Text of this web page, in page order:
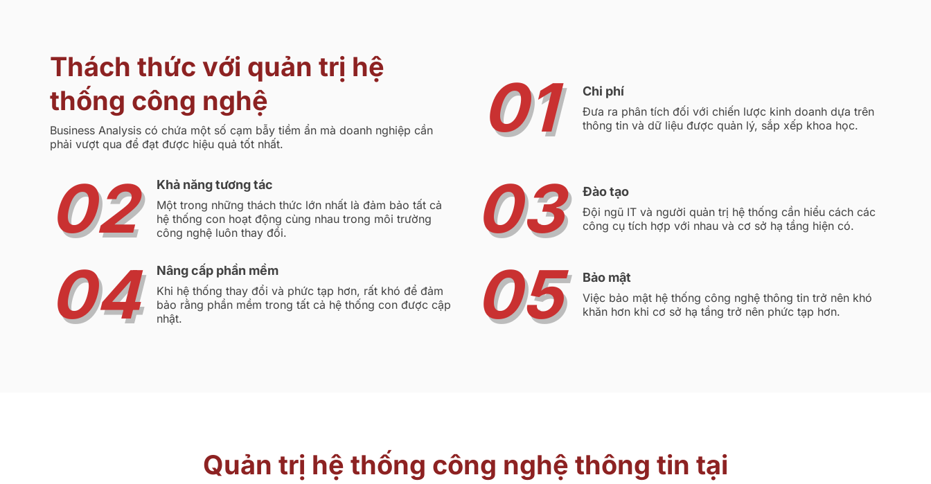
Thách thức với quản trị hệ
thống công nghệ
Business Analysis có chứa một số cạm bẫy tiềm ẩn mà doanh nghiệp cần
phải vượt qua để đạt được hiệu quả tốt nhất.
01 Chi phí
Đưa ra phân tích đối với chiến lược kinh doanh dựa trên
thông tin và dữ liệu được quản lý, sắp xếp khoa học.
02 Khả năng tương tác
Một trong những thách thức lớn nhất là đảm bảo tất cả
hệ thống con hoạt động cùng nhau trong môi trường
công nghệ luôn thay đổi.
03 Đào tạo
Đội ngũ IT và người quản trị hệ thống cần hiểu cách các
công cụ tích hợp với nhau và cơ sở hạ tầng hiện có.
04 Nâng cấp phần mềm
Khi hệ thống thay đổi và phức tạp hơn, rất khó để đảm
bảo rằng phần mềm trong tất cả hệ thống con được cập
nhật.
05 Bảo mật
Việc bảo mật hệ thống công nghệ thông tin trở nên khó
khăn hơn khi cơ sở hạ tầng trở nên phức tạp hơn.
Quản trị hệ thống công nghệ thông tin tại